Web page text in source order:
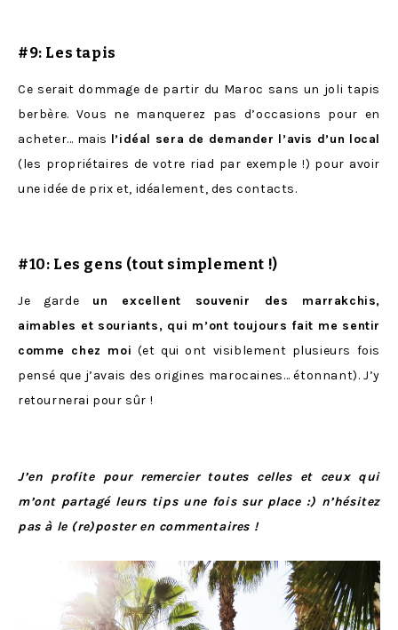
#9: Les tapis
Ce serait dommage de partir du Maroc sans un joli tapis
berbère. Vous ne manquerez pas d’occasions pour en
acheter… mais l’idéal sera de demander l’avis d’un local
(les propriétaires de votre riad par exemple !) pour avoir
une idée de prix et, idéalement, des contacts.
#10: Les gens (tout simplement !)
Je garde un excellent souvenir des marrakchis,
aimables et souriants, qui m’ont toujours fait me sentir
comme chez moi (et qui ont visiblement plusieurs fois
pensé que j’avais des origines marocaines… étonnant). J’y
retournerai pour sûr !
J’en profite pour remercier toutes celles et ceux qui
m’ont partagé leurs tips une fois sur place :) n’hésitez
pas à le (re)poster en commentaires !